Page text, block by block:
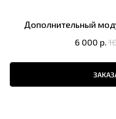
Дополнительный
6 000 р.